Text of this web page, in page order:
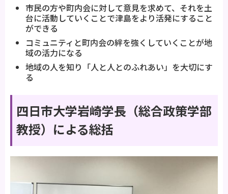
市民の方や町内会に対して意見を求めて、それを土
台に活動していくことで津島をより活発にすること
ができる
コミュニティと町内会の絆を強くしていくことが地
域の活力になる
地域の人を知り「人と人とのふれあい」を大切にす
る
四日市大学岩崎学長（総合政策学部
教授）による総括